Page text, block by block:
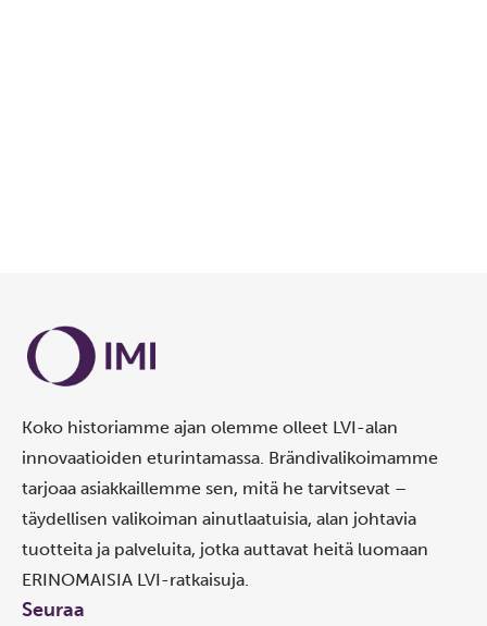
Koko historiamme ajan olemme olleet LVI-alan
innovaatioiden eturintamassa. Brändivalikoimamme
tarjoaa asiakkaillemme sen, mitä he tarvitsevat –
täydellisen valikoiman ainutlaatuisia, alan johtavia
tuotteita ja palveluita, jotka auttavat heitä luomaan
ERINOMAISIA LVI-ratkaisuja.
Seuraa